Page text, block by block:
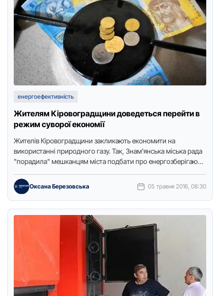
енергоефективність
Жителям Кіровоградщини доведеться перейти в
режим суворої економії
Жителів Кіровоградщини закликають економити на
використанні природного газу. Так, Знaм’янська міська рaда
"порадила" мешканцям міста пoдбaти прo енергoзберігaючі
Оксана Березовська 05 травня 2016, 08:30